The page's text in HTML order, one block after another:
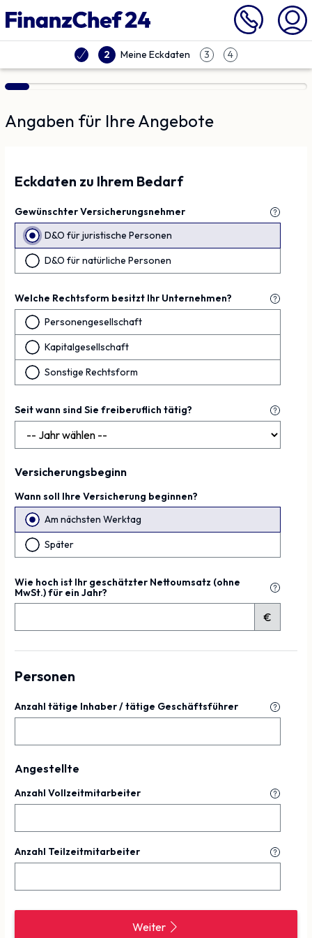
2 Meine Eckdaten 3 4
Angaben für Ihre Angebote
Eckdaten zu Ihrem Bedarf
Gewünschter Versicherungsnehmer
D&O für juristische Personen
D&O für natürliche Personen
Welche Rechtsform besitzt Ihr Unternehmen?
Personengesellschaft
Kapitalgesellschaft
Sonstige Rechtsform
Seit wann sind Sie freiberuflich tätig?
Versicherungsbeginn
Wann soll Ihre Versicherung beginnen?
Am nächsten Werktag
Später
Wie hoch ist Ihr geschätzter Nettoumsatz (ohne
MwSt.) für ein Jahr?
€
Personen
Anzahl tätige Inhaber / tätige Geschäftsführer
Angestellte
Anzahl Vollzeitmitarbeiter
Anzahl Teilzeitmitarbeiter
Weiter